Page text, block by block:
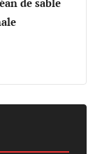
de sable